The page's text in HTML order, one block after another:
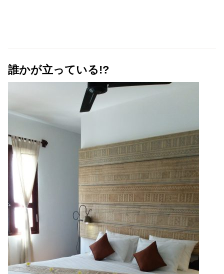
誰かが立っている!?